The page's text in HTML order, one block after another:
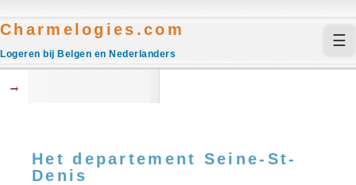
Charmelogies.com
Logeren bij Belgen en Nederlanders
☰
→
Het departement Seine-St-
Denis